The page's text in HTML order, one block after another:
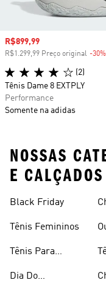
Preço com desconto
R$899,99
R$1.299,99 Preço original -30%
(2)
Tênis Dame 8 EXTPLY
Performance
Somente na adidas
NOSSAS
E CALÇADOS
Black Friday
Tênis Femininos
Tênis Para
Dia Do